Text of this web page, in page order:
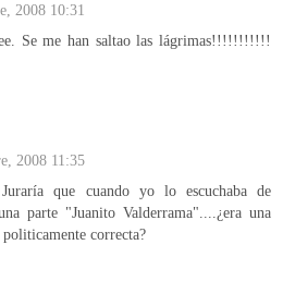
2008 10:31
Se me han saltao las lágrimas!!!!!!!!!!!
2008 11:35
que cuando yo lo escuchaba de
parte "Juanito Valderrama"....¿era una
correcta?